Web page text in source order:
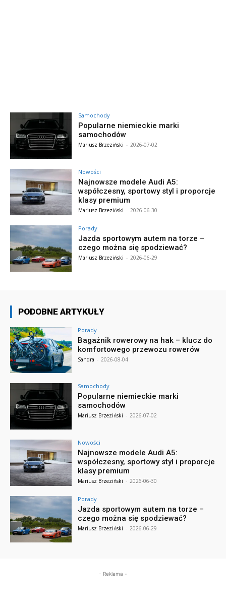
Samochody
Popularne niemieckie marki
samochodów
Mariusz Brzeziński - 2026-07-02
Nowości
Najnowsze modele Audi A5:
współczesny, sportowy styl i proporcje
klasy premium
Mariusz Brzeziński - 2026-06-30
Porady
Jazda sportowym autem na torze –
czego można się spodziewać?
Mariusz Brzeziński - 2026-06-29
PODOBNE ARTYKUŁY
Porady
Bagażnik rowerowy na hak – klucz do
komfortowego przewozu rowerów
Sandra - 2026-08-04
Samochody
Popularne niemieckie marki
samochodów
Mariusz Brzeziński - 2026-07-02
Nowości
Najnowsze modele Audi A5:
współczesny, sportowy styl i proporcje
klasy premium
Mariusz Brzeziński - 2026-06-30
Porady
Jazda sportowym autem na torze –
czego można się spodziewać?
Mariusz Brzeziński - 2026-06-29
- Reklama -